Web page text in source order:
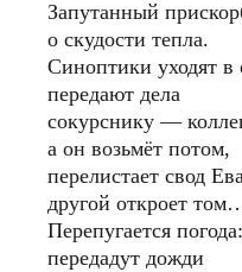
Запутанный
о скудости тепла.
Синоптики уходят в
передают дела
сокурснику —
а он возьмёт потом,
перелистает свод
другой откроет
Перепугается погода:
передадут дожди